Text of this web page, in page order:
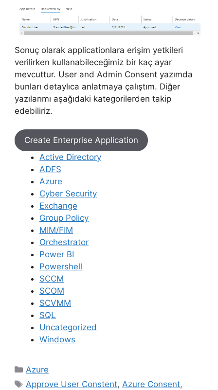
Sonuç olarak applicationlara erişim yetkileri
verilirken kullanabileceğimiz bir kaç ayar
mevcuttur. User and Admin Consent yazımda
bunları detaylıca anlatmaya çalıştım. Diğer
yazılarımı aşağıdaki kategorilerden takip
edebiliriz.
Create Enterprise Application
Active Directory
ADFS
Azure
Cyber Security
Exchange
Group Policy
MIM/FIM
Orchestrator
Power BI
Powershell
SCCM
SCOM
SCVMM
SQL
Uncategorized
Windows
Kategoriler
Azure
Etiketler
Approve User Constent,Azure Consent,